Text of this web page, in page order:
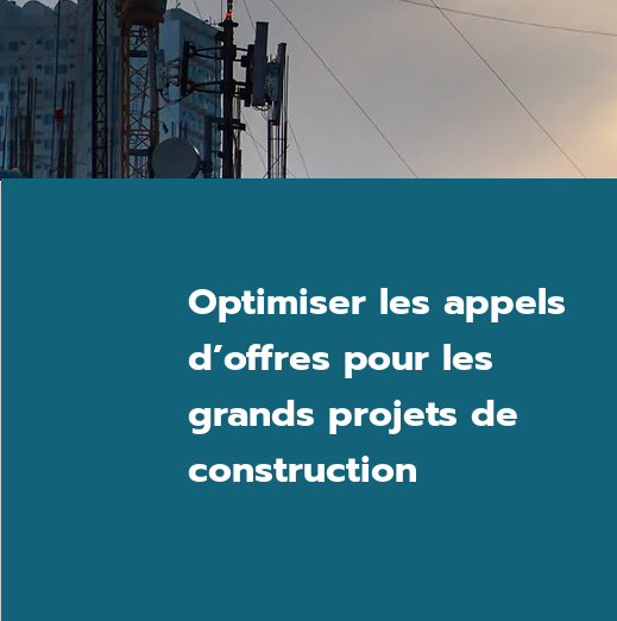
Optimiser les appels
d’offres pour les
grands projets de
construction